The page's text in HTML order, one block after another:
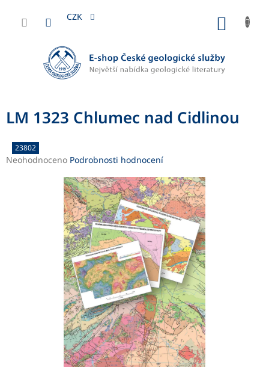
obsah
CZK
LM 1323 Chlumec nad Cidlinou
23802
Průměrné
Neohodnoceno Podrobnosti hodnocení